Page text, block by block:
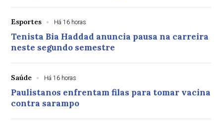
Esportes Há 16 horas
Tenista Bia Haddad anuncia pausa na carreira
neste segundo semestre
Saúde Há 16 horas
Paulistanos enfrentam filas para tomar vacina
contra sarampo